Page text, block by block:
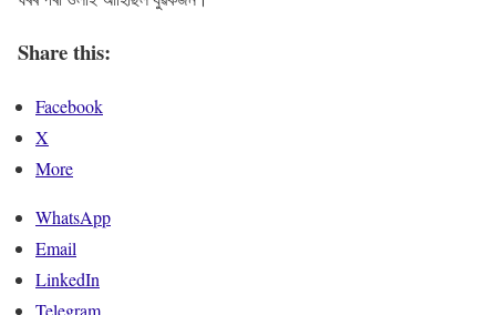
Share this:
Facebook
X
More
WhatsApp
Email
LinkedIn
Telegram